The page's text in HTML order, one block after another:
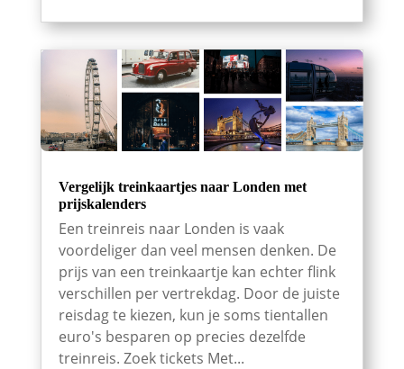
Vergelijk treinkaartjes naar Londen met
prijskalenders
Een treinreis naar Londen is vaak
voordeliger dan veel mensen denken. De
prijs van een treinkaartje kan echter flink
verschillen per vertrekdag. Door de juiste
reisdag te kiezen, kun je soms tientallen
euro's besparen op precies dezelfde
treinreis. Zoek tickets Met...